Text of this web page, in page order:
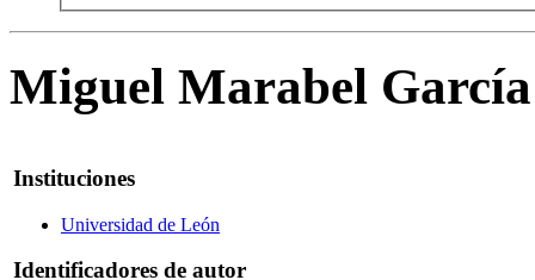
Miguel Marabel García
Instituciones
Universidad de León
Identificadores de autor